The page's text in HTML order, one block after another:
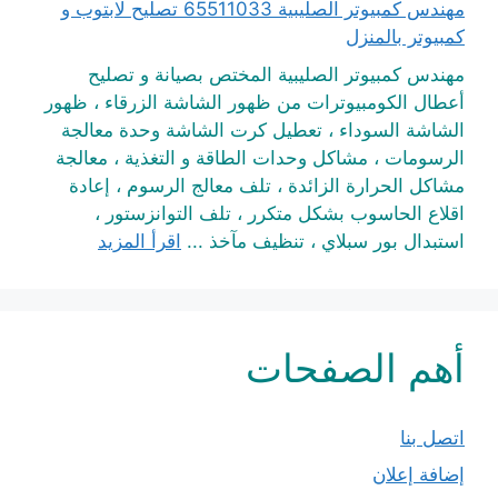
مهندس كمبيوتر الصليبية 65511033 تصليح لابتوب و
كمبيوتر بالمنزل
مهندس كمبيوتر الصليبية المختص بصيانة و تصليح
أعطال الكومبيوترات من ظهور الشاشة الزرقاء ، ظهور
الشاشة السوداء ، تعطيل كرت الشاشة وحدة معالجة
الرسومات ، مشاكل وحدات الطاقة و التغذية ، معالجة
مشاكل الحرارة الزائدة ، تلف معالج الرسوم ، إعادة
اقلاع الحاسوب بشكل متكرر ، تلف التوانزستور ،
استبدال بور سبلاي ، تنظيف مآخذ ... اقرأ المزيد
أهم الصفحات
اتصل بنا
إضافة إعلان